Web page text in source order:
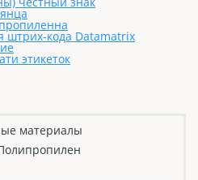
штрих-кода Datamatrix
этикеток
материалы